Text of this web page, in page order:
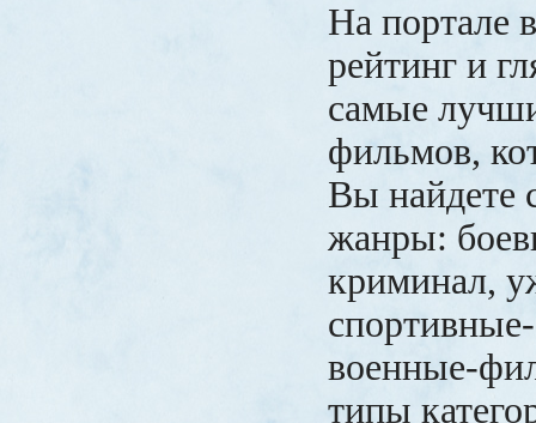
На портале
рейтинг и
самые
фильмов,
Вы найдете
жанры:
криминал,
военные-
типы